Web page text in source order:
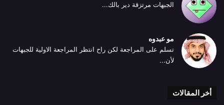
الجبهات مرتزقة دير بالك...
مو عبدوه
تسلم على المراجعة لكن راح انتظر المراجعة الاولية للجبهات
لأن...
أخر المقالات